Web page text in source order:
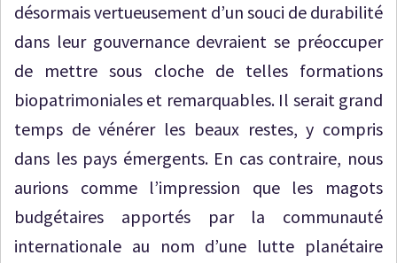
désormais vertueusement d’un souci de durabilité
dans leur gouvernance devraient se préoccuper
de mettre sous cloche de telles formations
biopatrimoniales et remarquables. Il serait grand
temps de vénérer les beaux restes, y compris
dans les pays émergents. En cas contraire, nous
aurions comme l’impression que les magots
budgétaires apportés par la communauté
internationale au nom d’une lutte planétaire